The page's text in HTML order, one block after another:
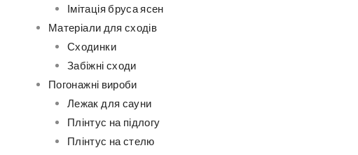
Імітація бруса ясен
Матеріали для сходів
Сходинки
Забіжні сходи
Погонажні вироби
Лежак для сауни
Плінтус на підлогу
Плінтус на стелю